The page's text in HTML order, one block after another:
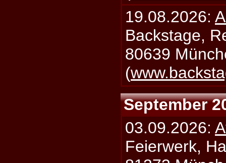
19.08.2026:
Backstage,
80639
(
September
03.09.2026:
Feierwerk,